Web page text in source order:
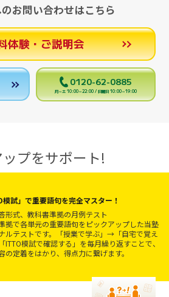
お問い合わせはこちら
体験・ご説明会
0120-62-0885
月～土 10:00～22:00 / 日曜日 10:00～19:00
プをサポート!
模試」で重要語句を完全マスター！
形式、教科書準拠の月例テスト
拠で各単元の重要語句をピックアップした当塾
ルテストです。「授業で学ぶ」→「自宅で覚え
ITTO模試で確認する」を毎月繰り返すことで、
の定着をはかり、得点力に繋げます。